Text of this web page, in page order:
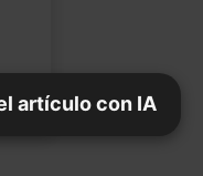
artículo con IA